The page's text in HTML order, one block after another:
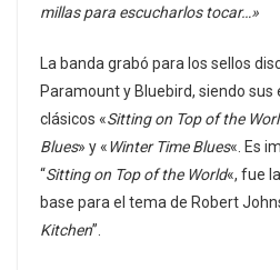
millas para escucharlos tocar…»
La banda grabó para los sellos
Paramount y Bluebird, siendo
clásicos «Sitting on Top of the
Blues» y «Winter Time Blues«. Es
“Sitting on Top of the World«, fue
base para el tema de Robert
Kitchen”.